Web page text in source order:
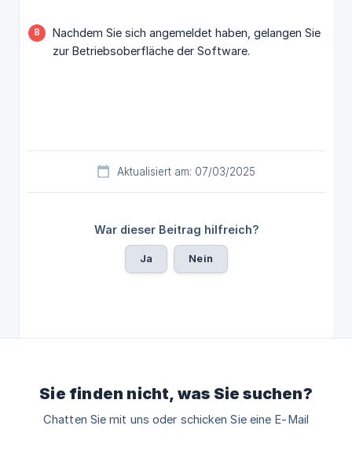
Nachdem Sie sich angemeldet haben, gelangen Sie
zur Betriebsoberfläche der Software.
Aktualisiert am: 07/03/2025
War dieser Beitrag hilfreich?
Ja Nein
Sie finden nicht, was Sie suchen?
Chatten Sie mit uns oder schicken Sie eine E-Mail